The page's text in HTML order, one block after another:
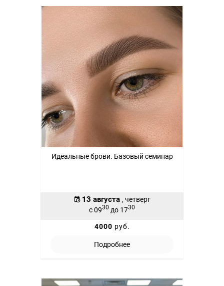
Идеальные брови. Базовый семинар
13 августа , четверг
с 0930 до 1730
4000 руб.
Подробнее